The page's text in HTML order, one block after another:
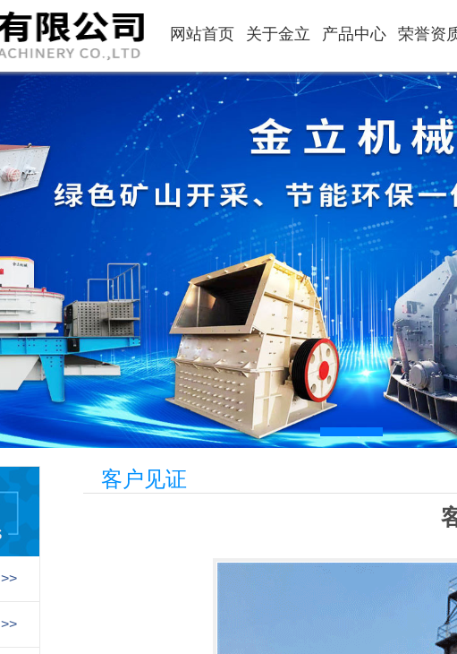
网站首页 关于金立 产品中心 荣誉资
>>
>>
客户见证